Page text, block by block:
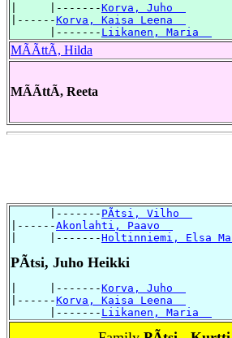
|     |-------Korva, Juho
|------Korva, Kaisa Leena
      |-------
Liikanen, Maria
MÃÃttÃ, Hilda
MÃÃttÃ, Reeta
      |-------
PÃtsi, Vilho
|------Akonlahti, Paavo
|     |-------Holtinniemi, Elsa
PÃtsi, Juho Heikki
|     |-------Korva, Juho
|------Korva, Kaisa Leena
      |-------
Liikanen, Maria